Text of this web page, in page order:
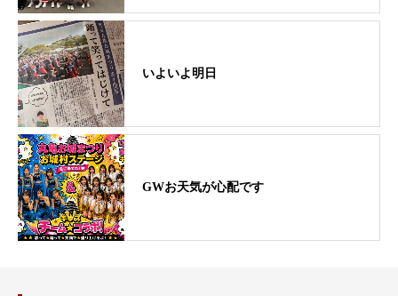
いよいよ明日
GWお天気が心配です